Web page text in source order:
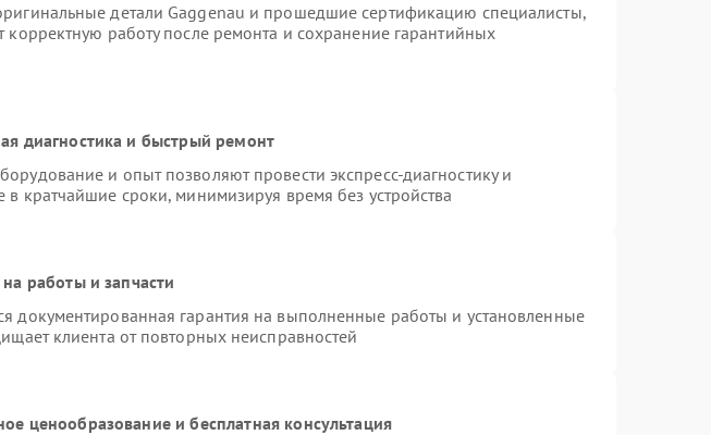
детали Gaggenau и прошедшие сертификацию специалисты,
корректную работу после ремонта и сохранение гарантийных
диагностика и быстрый ремонт
и опыт позволяют провести экспресс-диагностику и
в кратчайшие сроки, минимизируя время без устройства
на работы и запчасти
документированная гарантия на выполненные работы и установленные
клиента от повторных неисправностей
ценообразование и бесплатная консультация